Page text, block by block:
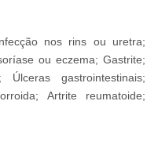
nos rins ou uretra;
ou eczema; Gastrite;
Úlceras gastrointestinais;
Artrite reumatoide;